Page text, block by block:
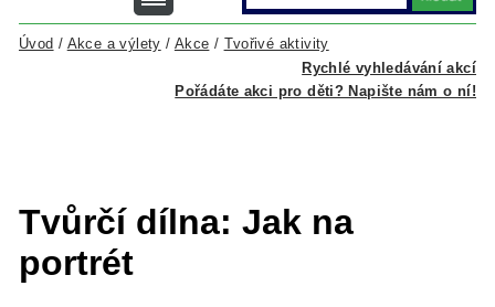
Rychlé vyhledávání akcí
Úvod / Akce a výlety / Akce / Tvořivé aktivity
Pořádáte akci pro děti? Napište nám o ní!
Tvůrčí dílna: Jak na
portrét